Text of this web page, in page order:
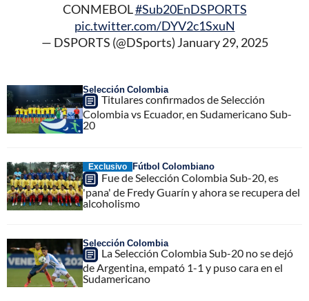
CONMEBOL#Sub20EnDSPORTS
pic.twitter.com/DYV2c1SxuN
— DSPORTS (@DSports) January 29, 2025
Selección Colombia
Titulares confirmados de Selección
Colombia vs Ecuador, en Sudamericano Sub-
20
Exclusivo Fútbol Colombiano
Fue de Selección Colombia Sub-20, es
'pana' de Fredy Guarín y ahora se recupera del
alcoholismo
Selección Colombia
La Selección Colombia Sub-20 no se dejó
de Argentina, empató 1-1 y puso cara en el
Sudamericano